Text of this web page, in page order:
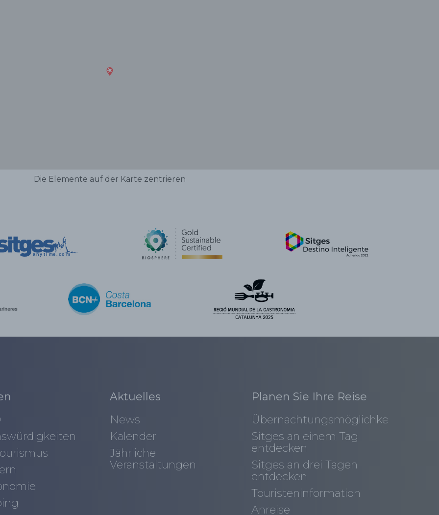
Die Elemente auf der Karte zentrieren
Aktuelles
News
Kalender
Jährliche
Veranstaltungen
Planen Sie Ihre Reise
Übernachtungsmöglichkeiten
Sitges an einem Tag
entdecken
Sitges an drei Tagen
entdecken
Touristeninformation
Anreise